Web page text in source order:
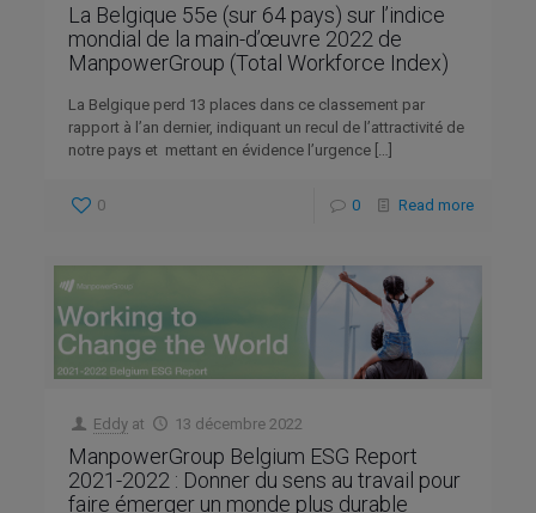
La Belgique 55e (sur 64 pays) sur l’indice
mondial de la main-d’œuvre 2022 de
ManpowerGroup (Total Workforce Index)
La Belgique perd 13 places dans ce classement par
rapport à l’an dernier, indiquant un recul de l’attractivité de
notre pays et mettant en évidence l’urgence […]
0 0 Read more
Eddy at 13 décembre 2022
ManpowerGroup Belgium ESG Report
2021-2022 : Donner du sens au travail pour
faire émerger un monde plus durable